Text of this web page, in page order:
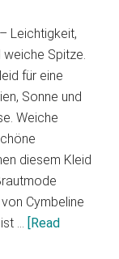
Leichtigkeit,
weiche Spitze.
für eine
Sonne und
Weiche
diesem Kleid
Cymbeline
… [Read